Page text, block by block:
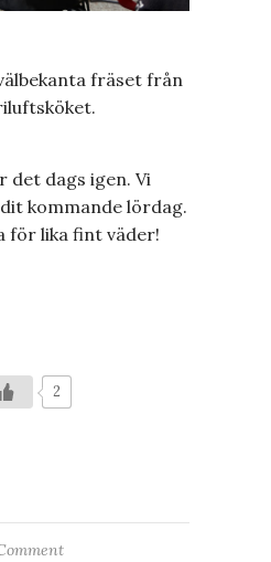
fräset från
det dags igen. Vi
kommande lördag.
för lika fint väder!
2